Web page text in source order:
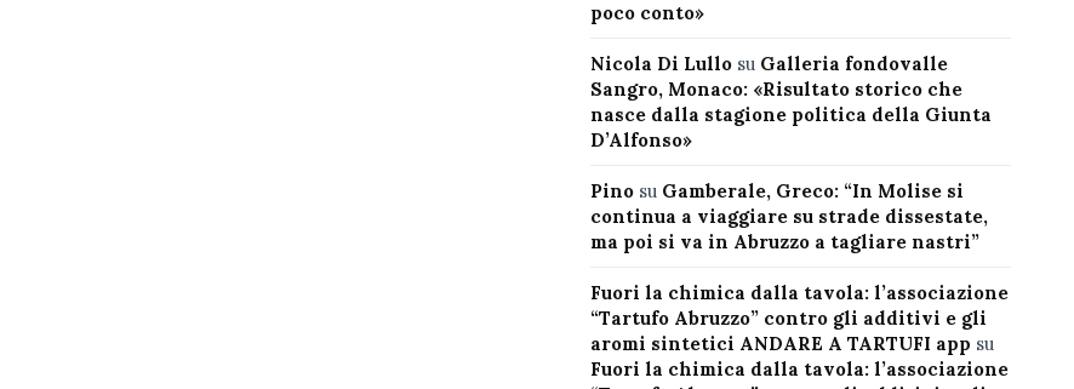
poco conto»
Nicola Di Lullosu Galleria fondovalle
Sangro, Monaco: «Risultato storico che
nasce dalla stagione politica della Giunta
D’Alfonso»
Pinosu Gamberale, Greco: “In Molise si
continua a viaggiare su strade dissestate,
ma poi si va in Abruzzo a tagliare nastri”
Fuori la chimica dalla tavola: l’associazione
“Tartufo Abruzzo” contro gli additivi e gli
aromi sintetici ANDARE A TARTUFI app su
Fuori la chimica dalla tavola: l’associazione